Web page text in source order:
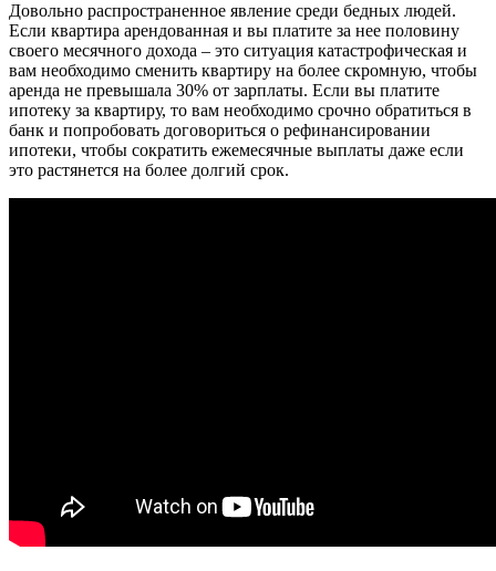
Довольно распространенное явление среди бедных людей.
Если квартира арендованная и вы платите за нее половину
своего месячного дохода – это ситуация катастрофическая и
вам необходимо сменить квартиру на более скромную, чтобы
аренда не превышала 30% от зарплаты. Если вы платите
ипотеку за квартиру, то вам необходимо срочно обратиться в
банк и попробовать договориться о рефинансировании
ипотеки, чтобы сократить ежемесячные выплаты даже если
это растянется на более долгий срок.